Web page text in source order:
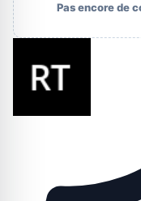
Pas encore de